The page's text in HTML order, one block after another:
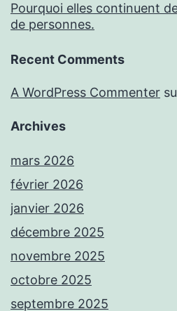
Pourquoi elles continuent
de personnes.
Recent Comments
A WordPress Commenter
Archives
mars 2026
février 2026
janvier 2026
décembre 2025
novembre 2025
octobre 2025
septembre 2025